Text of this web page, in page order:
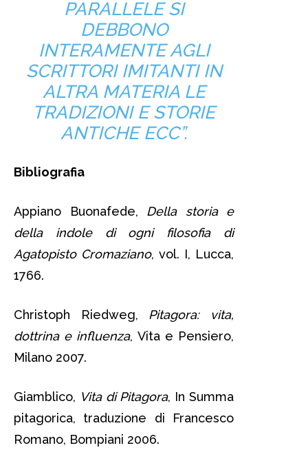
PARALLELE SI
DEBBONO
INTERAMENTE AGLI
SCRITTORI IMITANTI IN
ALTRA MATERIA LE
TRADIZIONI E STORIE
ANTICHE ECC”.
Bibliografia
Appiano Buonafede, Della storia e
della indole di ogni filosofia di
Agatopisto Cromaziano, vol. I, Lucca,
1766.
Christoph Riedweg, Pitagora: vita,
dottrina e influenza, Vita e Pensiero,
Milano 2007.
Giamblico, Vita di Pitagora, In Summa
pitagorica, traduzione di Francesco
Romano, Bompiani 2006.